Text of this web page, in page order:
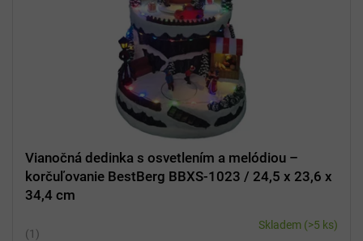
Vianočná dedinka s osvetlením a melódiou –
korčuľovanie BestBerg BBXS-1023 / 24,5 x 23,6 x
34,4 cm
Priemerné
Skladem (>5 ks)